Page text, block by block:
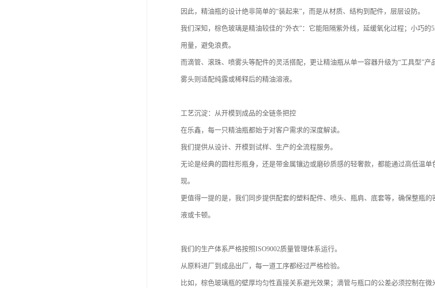
因此，精油瓶的设计绝非简单的“装起来”，而是从材质、结构到配件，层层设防。
我们深知，棕色玻璃是精油较佳的“外衣”：它能阻隔紫外线，延缓氧化过程；小巧
用量，避免浪费。
而滴管、滚珠、喷雾头等配件的灵活搭配，更让精油瓶从单一容器升级为“工具型”
雾头则适配纯露或稀释后的精油溶液。
工艺沉淀：从开模到成品的全链条把控
在乐鑫，每一只精油瓶都始于对客户需求的深度解读。
我们提供从设计、开模到试样、生产的全流程服务。
无论是经典的圆柱形瓶身，还是带金属镶边或磨砂质感的轻奢款，都能通过高低温
现。
更值得一提的是，我们同步提供配套的塑料配件、喷头、瓶肩、底套等，确保整瓶
液或卡顿。
我们的生产体系严格按照ISO9002质量管理体系运行。
从原料进厂到成品出厂，每一道工序都经过严格检验。
比如，棕色玻璃瓶的壁厚均匀性直接关系避光效果；滴管与瓶口的公差必须控制在